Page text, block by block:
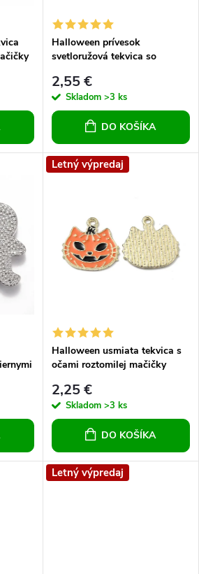
Halloween prívesok
svetloružová tekvica so
2,55 €
Skladom >3 ks
DO KOŠÍKA
Letný výpredaj
Halloween usmiata tekvica s
očami roztomilej mačičky
2,25 €
Skladom >3 ks
DO KOŠÍKA
Letný výpredaj